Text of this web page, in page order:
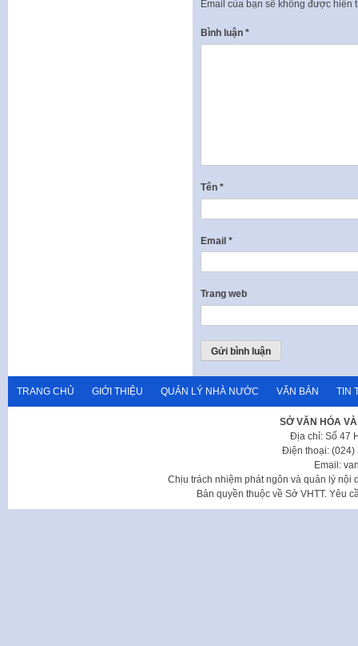
Email của bạn sẽ không được hiển
Bình luận *
Tên *
Email *
Trang web
TRANG CHỦ GIỚI THIỆU QUẢN LÝ NHÀ NƯỚC VĂN BẢN TIN
SỞ VĂN HÓA
Địa chỉ: Số 47
Điện thoại: (024)
Email:
Chịu trách nhiệm phát ngôn và quản lý nội
Bản quyền thuộc về Sở VHTT. Yêu